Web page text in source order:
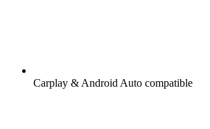
Carplay & Android Auto compatible